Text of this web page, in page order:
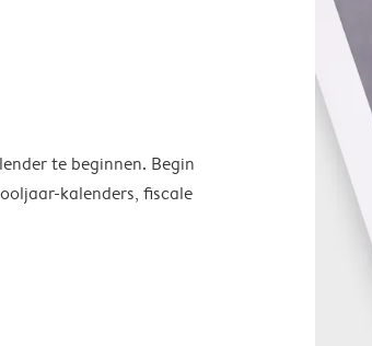
te beginnen. Begin
kalenders, fiscale